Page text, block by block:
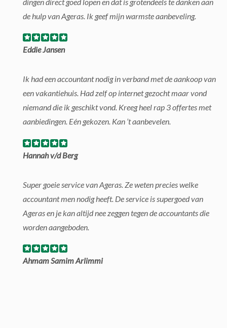
de hulp van Ageras. Ik geef mijn warmste aanbeveling.
Eddie Jansen
Ik had een accountant nodig in verband met de aankoop van
een vakantiehuis. Had zelf op internet gezocht maar vond
niemand die ik geschikt vond. Kreeg heel rap 3 offertes met
aanbiedingen. Eén gekozen. Kan ’t aanbevelen.
Hannah v/d Berg
Super goeie service van Ageras. Ze weten precies welke
accountant men nodig heeft. De service is supergoed van
Ageras en je kan altijd nee zeggen tegen de accountants die
worden aangeboden.
Ahmam Samim Arlimmi